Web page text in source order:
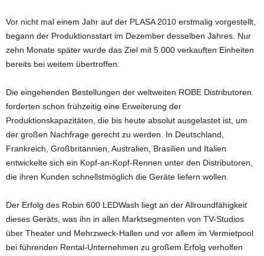
Vor nicht mal einem Jahr auf der PLASA 2010 erstmalig vorgestellt,
begann der Produktionsstart im Dezember desselben Jahres. Nur
zehn Monate später wurde das Ziel mit 5.000 verkauften Einheiten
bereits bei weitem übertroffen.
Die eingehenden Bestellungen der weltweiten ROBE Distributoren
forderten schon frühzeitig eine Erweiterung der
Produktionskapazitäten, die bis heute absolut ausgelastet ist, um
der großen Nachfrage gerecht zu werden. In Deutschland,
Frankreich, Großbritannien, Australien, Brasilien und Italien
entwickelte sich ein Kopf-an-Kopf-Rennen unter den Distributoren,
die ihren Kunden schnellstmöglich die Geräte liefern wollen.
Der Erfolg des Robin 600 LEDWash liegt an der Allroundfähigkeit
dieses Geräts, was ihn in allen Marktsegmenten von TV-Studios
über Theater und Mehrzweck-Hallen und vor allem im Vermietpool
bei führenden Rental-Unternehmen zu großem Erfolg verholfen